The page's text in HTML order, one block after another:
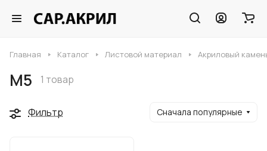
Главная Каталог Листовой материал Акриловый
M5 1 товар
Фильтр Сначала популярные